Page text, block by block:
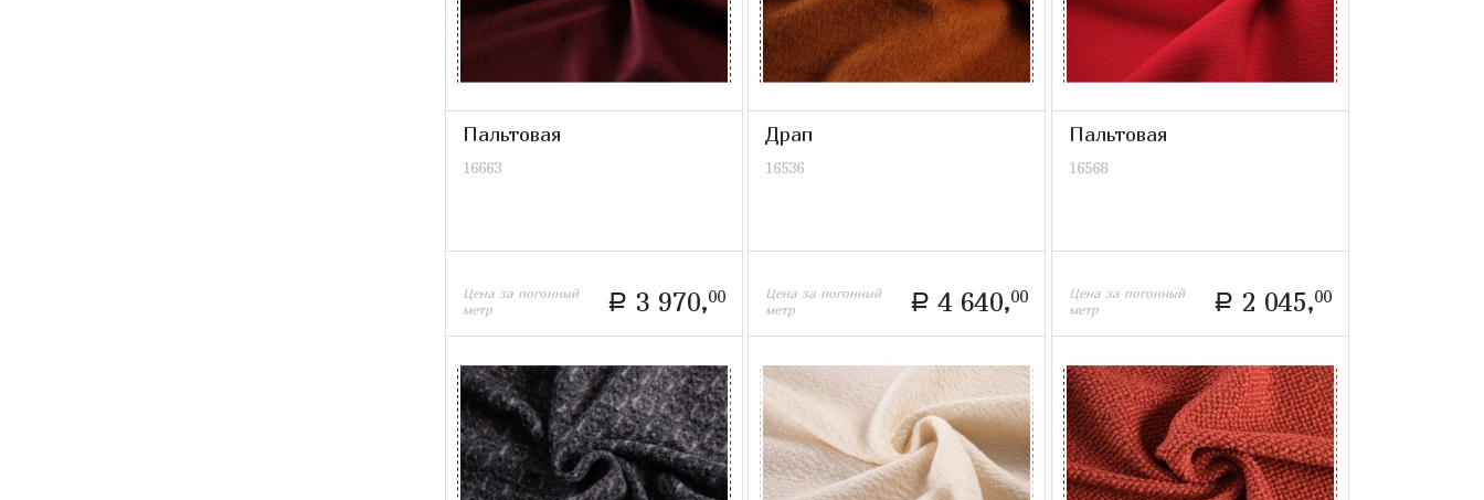
Пальтовая
16663
Цена за погонный
метр
a 3 970,00
Драп
16536
Цена за погонный
метр
a 4 640,00
Пальтовая
16568
Цена за погонный
метр
a 2 045,00